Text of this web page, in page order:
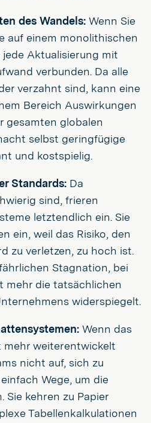
des Wandels: Wenn Sie
auf einem monolithischen
Aktualisierung mit
verbunden. Da alle
verzahnt sind, kann eine
Bereich Auswirkungen
gesamten globalen
selbst geringfügige
und kostspielig.
Standards: Da
sind, frieren
letztendlich ein. Sie
ein, weil das Risiko, den
zu verletzen, zu hoch ist.
Stagnation, bei
mehr die tatsächlichen
widerspiegelt.
Wenn das
mehr weiterentwickelt
nicht auf, sich zu
Wege, um die
Sie kehren zu Papier
Tabellenkalkulationen